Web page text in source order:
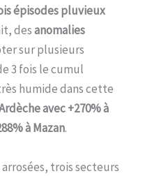
épisodes pluvieux
desanomalies
sur plusieurs
3 fois le cumul
humide dans cette
avec +270% à
à Mazan.
trois secteurs